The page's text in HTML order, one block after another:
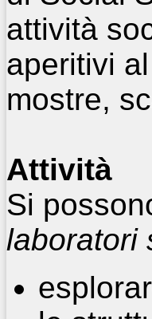
attività
aperitivi
mostre,
Attività
Si
laboratori